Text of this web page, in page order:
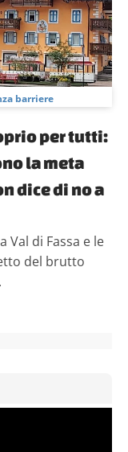
barriere
per tutti:
la meta
dice di no a
Val di Fassa e le
del brutto